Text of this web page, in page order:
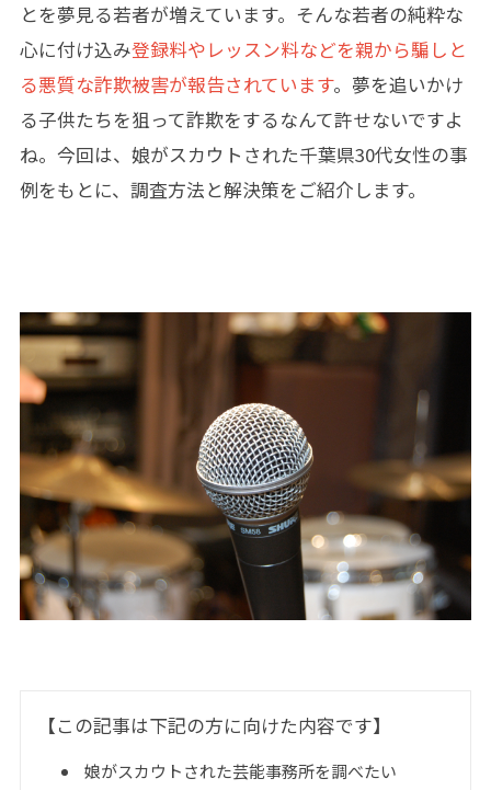
とを夢見る若者が増えています。そんな若者の純粋な
心に付け込み登録料やレッスン料などを親から騙しと
る悪質な詐欺被害が報告されています。夢を追いかけ
る子供たちを狙って詐欺をするなんて許せないですよ
ね。今回は、娘がスカウトされた千葉県30代女性の事
例をもとに、調査方法と解決策をご紹介します。
【この記事は下記の方に向けた内容です】
娘がスカウトされた芸能事務所を調べたい